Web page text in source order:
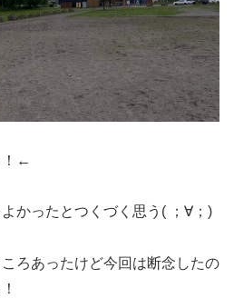
！←
かったとつくづく思う( ；∀；)
ろあったけど今回は断念したの